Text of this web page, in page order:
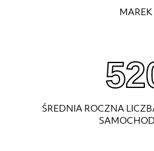
MAREK
ŚREDNIA ROCZNA